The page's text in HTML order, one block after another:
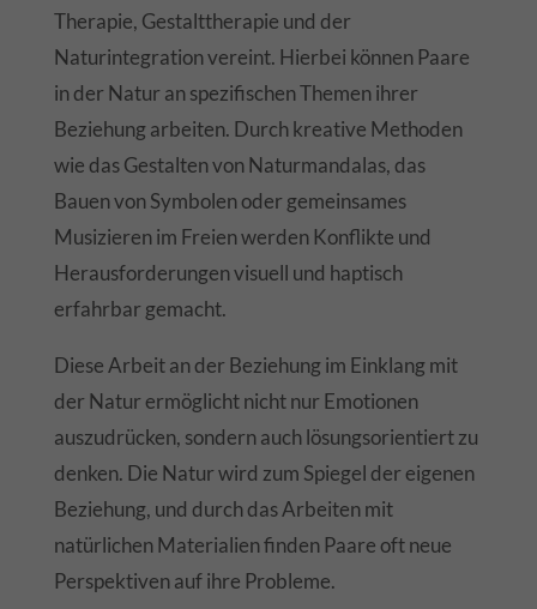
Therapie, Gestalttherapie und der
Naturintegration vereint. Hierbei können Paare
in der Natur an spezifischen Themen ihrer
Beziehung arbeiten. Durch kreative Methoden
wie das Gestalten von Naturmandalas, das
Bauen von Symbolen oder gemeinsames
Musizieren im Freien werden Konflikte und
Herausforderungen visuell und haptisch
erfahrbar gemacht.
Diese Arbeit an der Beziehung im Einklang mit
der Natur ermöglicht nicht nur Emotionen
auszudrücken, sondern auch lösungsorientiert zu
denken. Die Natur wird zum Spiegel der eigenen
Beziehung, und durch das Arbeiten mit
natürlichen Materialien finden Paare oft neue
Perspektiven auf ihre Probleme.